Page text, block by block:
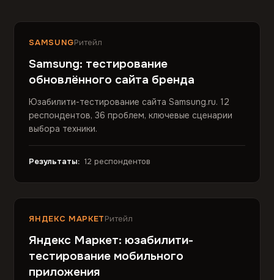
SAMSUNGРитейл
Samsung: тестирование
обновлённого сайта бренда
Юзабилити-тестирование сайта Samsung.ru. 12
респондентов, 36 проблем, ключевые сценарии
выбора техники.
Результаты: 12 респондентов
ЯНДЕКС МАРКЕТРитейл
Яндекс Маркет: юзабилити-
тестирование мобильного
приложения